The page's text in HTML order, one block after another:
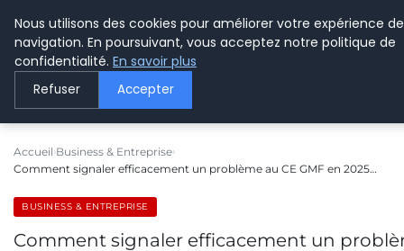
LE WEBMARKETING
Accueil Business & Entreprise
Comment signaler efficacement un problème au CE GMF en 2025…
BUSINESS & ENTREPRISE
Comment signaler efficacement un
Nous utilisons des cookies pour améliorer votre expérience de
navigation. En poursuivant, vous acceptez notre politique de
confidentialité. En savoir plus
Refuser Accepter